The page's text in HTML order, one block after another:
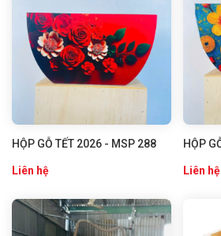
HỘP GỖ TẾT 2026 - MSP 288
Liên hệ
HỘP
Liên hệ